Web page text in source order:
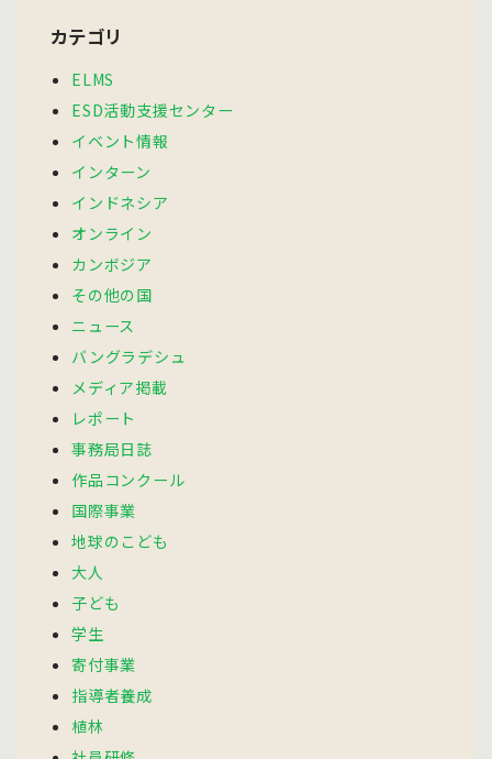
カテゴリ
ELMS
ESD活動支援センター
イベント情報
インターン
インドネシア
オンライン
カンボジア
その他の国
ニュース
バングラデシュ
メディア掲載
レポート
事務局日誌
作品コンクール
国際事業
地球のこども
大人
子ども
学生
寄付事業
指導者養成
植林